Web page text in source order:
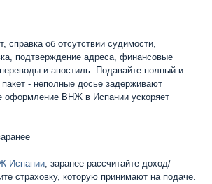
справка об отсутствии судимости,
подтверждение адреса, финансовые
и апостиль. Подавайте полный и
пакет - неполные досье задерживают
оформление ВНЖ в Испании ускоряет
Испании, заранее рассчитайте доход/
страховку, которую принимают на подаче.